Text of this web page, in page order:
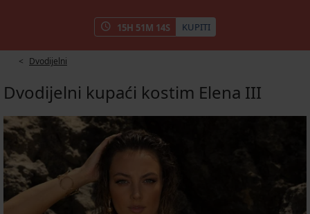
15H 51M 14S KUPITI
Dvodijelni
Dvodijelni kupaći kostim Elena III